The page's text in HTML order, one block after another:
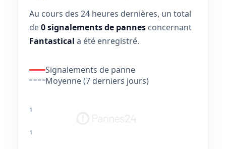
Au cours des 24 heures dernières, un total
de0 signalements de pannes concernant
Fantastical a été enregistré.
Signalements de panne
Moyenne (7 derniers jours)
1
1